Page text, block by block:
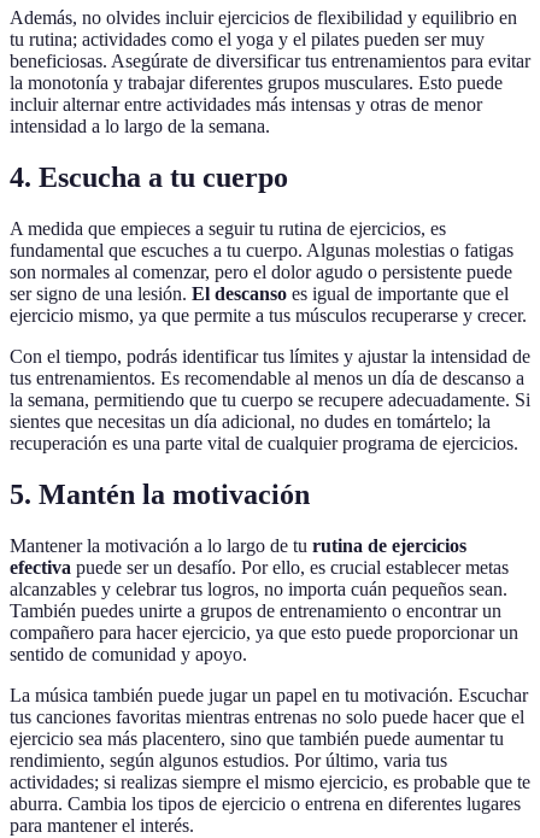
Además, no olvides incluir ejercicios de flexibilidad y equilibrio en
tu rutina; actividades como el yoga y el pilates pueden ser muy
beneficiosas. Asegúrate de diversificar tus entrenamientos para evitar
la monotonía y trabajar diferentes grupos musculares. Esto puede
incluir alternar entre actividades más intensas y otras de menor
intensidad a lo largo de la semana.
4. Escucha a tu cuerpo
A medida que empieces a seguir tu rutina de ejercicios, es
fundamental que escuches a tu cuerpo. Algunas molestias o fatigas
son normales al comenzar, pero el dolor agudo o persistente puede
ser signo de una lesión. El descanso es igual de importante que el
ejercicio mismo, ya que permite a tus músculos recuperarse y crecer.
Con el tiempo, podrás identificar tus límites y ajustar la intensidad de
tus entrenamientos. Es recomendable al menos un día de descanso a
la semana, permitiendo que tu cuerpo se recupere adecuadamente. Si
sientes que necesitas un día adicional, no dudes en tomártelo; la
recuperación es una parte vital de cualquier programa de ejercicios.
5. Mantén la motivación
Mantener la motivación a lo largo de tu rutina de ejercicios
efectiva puede ser un desafío. Por ello, es crucial establecer metas
alcanzables y celebrar tus logros, no importa cuán pequeños sean.
También puedes unirte a grupos de entrenamiento o encontrar un
compañero para hacer ejercicio, ya que esto puede proporcionar un
sentido de comunidad y apoyo.
La música también puede jugar un papel en tu motivación. Escuchar
tus canciones favoritas mientras entrenas no solo puede hacer que el
ejercicio sea más placentero, sino que también puede aumentar tu
rendimiento, según algunos estudios. Por último, varia tus
actividades; si realizas siempre el mismo ejercicio, es probable que te
aburra. Cambia los tipos de ejercicio o entrena en diferentes lugares
para mantener el interés.